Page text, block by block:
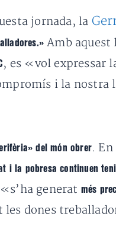
jornada, la
Amb aquest
, es «vol expressar
i la nostra
del món obrer.
i la pobresa continuen
generat més
dones